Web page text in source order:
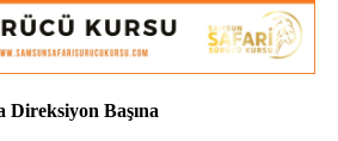
Direksiyon Başına